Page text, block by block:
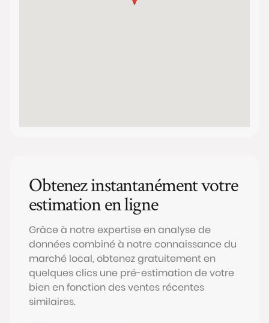
Obtenez instantanément votre
estimation en ligne
Grâce à notre expertise en analyse de
données combiné à notre connaissance du
marché local, obtenez gratuitement en
quelques clics une pré-estimation de votre
bien en fonction des ventes récentes
similaires.